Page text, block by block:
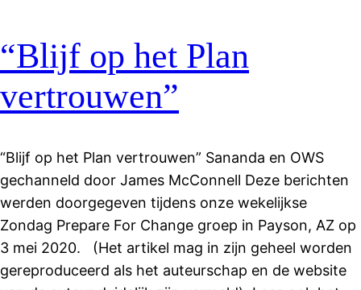
“Blijf op het Plan
vertrouwen”
“Blijf op het Plan vertrouwen” Sananda en OWS
gechanneld door James McConnell Deze berichten
werden doorgegeven tijdens onze wekelijkse
Zondag Prepare For Change groep in Payson, AZ op
3 mei 2020. (Het artikel mag in zijn geheel worden
gereproduceerd als het auteurschap en de website